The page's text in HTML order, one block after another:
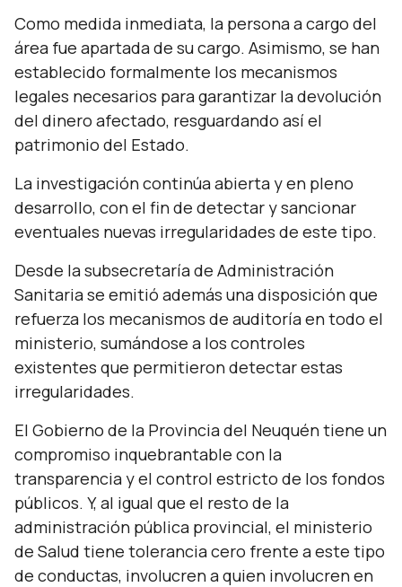
Como medida inmediata, la persona a cargo del
área fue apartada de su cargo. Asimismo, se han
establecido formalmente los mecanismos
legales necesarios para garantizar la devolución
del dinero afectado, resguardando así el
patrimonio del Estado.
La investigación continúa abierta y en pleno
desarrollo, con el fin de detectar y sancionar
eventuales nuevas irregularidades de este tipo.
Desde la subsecretaría de Administración
Sanitaria se emitió además una disposición que
refuerza los mecanismos de auditoría en todo el
ministerio, sumándose a los controles
existentes que permitieron detectar estas
irregularidades.
El Gobierno de la Provincia del Neuquén tiene un
compromiso inquebrantable con la
transparencia y el control estricto de los fondos
públicos. Y, al igual que el resto de la
administración pública provincial, el ministerio
de Salud tiene tolerancia cero frente a este tipo
de conductas, involucren a quien involucren en